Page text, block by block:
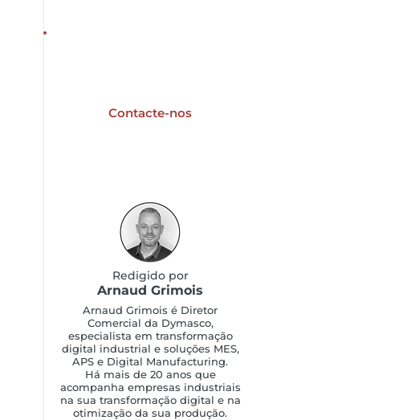
Contacte-nos
Redigido por
Arnaud Grimois
Arnaud Grimois é Diretor
Comercial da Dymasco,
especialista em transformação
digital industrial e soluções MES,
APS e Digital Manufacturing.
Há mais de 20 anos que
acompanha empresas industriais
na sua transformação digital e na
otimização da sua produção.